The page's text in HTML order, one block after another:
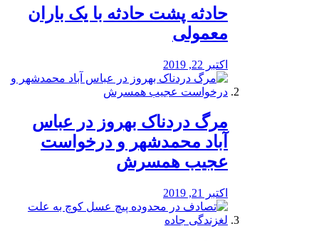
️حادثه پشت حادثه با یک باران
معمولی
اکتبر 22, 2019
مرگ دردناک بهروز در عباس
آباد محمدشهر و درخواست
عجیب همسرش
اکتبر 21, 2019